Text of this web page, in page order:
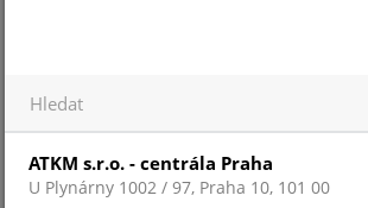
systémy HIKVISION AX PRO
ATKM s.r.o. - centrála Praha
U Plynárny 1002 / 97, Praha 10, 101 00